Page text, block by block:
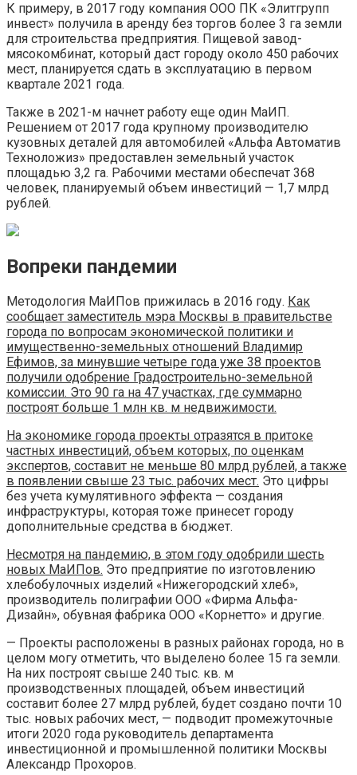
К примеру, в 2017 году компания ООО ПК «Элитгрупп
инвест» получила в аренду без торгов более 3 га земли
для строительства предприятия. Пищевой завод-
мясокомбинат, который даст городу около 450 рабочих
мест, планируется сдать в эксплуатацию в первом
квартале 2021 года.
Также в 2021-м начнет работу еще один МаИП.
Решением от 2017 года крупному производителю
кузовных деталей для автомобилей «Альфа Автоматив
Техноложиз» предоставлен земельный участок
площадью 3,2 га. Рабочими местами обеспечат 368
человек, планируемый объем инвестиций — 1,7 млрд
рублей.
Вопреки пандемии
Методология МаИПов прижилась в 2016 году. Как
сообщает заместитель мэра Москвы в правительстве
города по вопросам экономической политики и
имущественно-земельных отношений Владимир
Ефимов, за минувшие четыре года уже 38 проектов
получили одобрение Градостроительно-земельной
комиссии. Это 90 га на 47 участках, где суммарно
построят больше 1 млн кв. м недвижимости.
На экономике города проекты отразятся в притоке
частных инвестиций, объем которых, по оценкам
экспертов, составит не меньше 80 млрд рублей, а также
в появлении свыше 23 тыс. рабочих мест. Это цифры
без учета кумулятивного эффекта — создания
инфраструктуры, которая тоже принесет городу
дополнительные средства в бюджет.
Несмотря на пандемию, в этом году одобрили шесть
новых МаИПов. Это предприятие по изготовлению
хлебобулочных изделий «Нижегородский хлеб»,
производитель полиграфии ООО «Фирма Альфа-
Дизайн», обувная фабрика ООО «Корнетто» и другие.
— Проекты расположены в разных районах города, но в
целом могу отметить, что выделено более 15 га земли.
На них построят свыше 240 тыс. кв. м
производственных площадей, объем инвестиций
составит более 27 млрд рублей, будет создано почти 10
тыс. новых рабочих мест, — подводит промежуточные
итоги 2020 года руководитель департамента
инвестиционной и промышленной политики Москвы
Александр Прохоров.